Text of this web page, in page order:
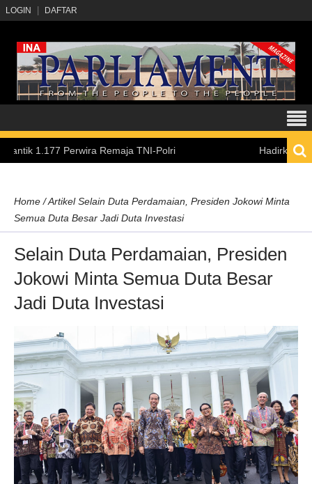
LOGIN DAFTAR
Perwira Remaja TNI-Polri Hadirkan
Home /Artikel Selain Duta Perdamaian, Presiden Jokowi Minta
Semua Duta Besar Jadi Duta Investasi
Selain Duta Perdamaian, Presiden
Jokowi Minta Semua Duta Besar
Jadi Duta Investasi